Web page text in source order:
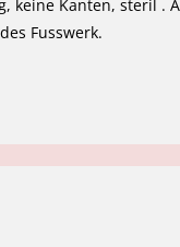
keine Kanten, steril .
Fusswerk.